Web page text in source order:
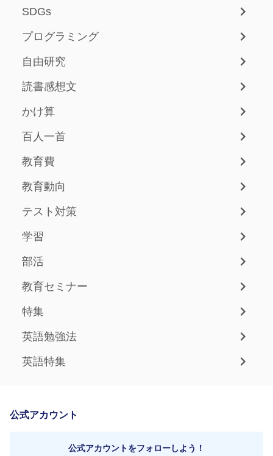
SDGs
プログラミング
自由研究
読書感想文
かけ算
百人一首
教育費
教育動向
テスト対策
学習
部活
教育セミナー
特集
英語勉強法
英語特集
公式アカウント
公式アカウントをフォローしよう！